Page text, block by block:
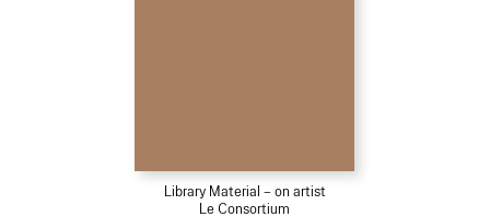
Library Material – on artist
Le Consortium